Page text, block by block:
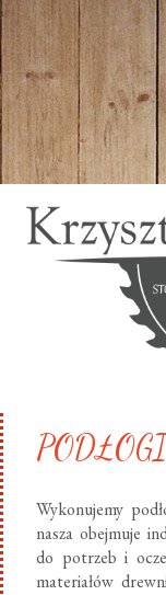
Wykonujemy
nasza obejmuje
do potrzeb i
materiałów